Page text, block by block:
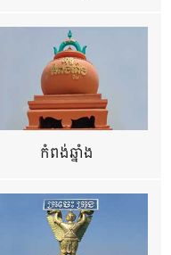
កំពង់ឆ្នាំង